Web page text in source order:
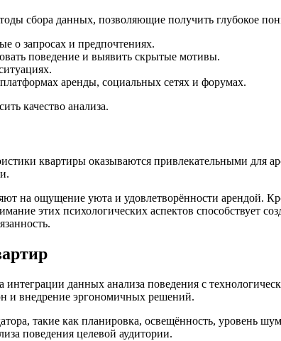
сбора данных, позволяющие получить глубокое
о запросах и предпочтениях.
поведение и выявить скрытые мотивы.
аренды, социальных сетях и форумах.
качество анализа.
квартиры оказываются привлекательными для
на ощущение уюта и удовлетворённости арендой.
этих психологических аспектов способствует
данных анализа поведения с
и внедрение эргономичных решений.
такие как планировка, освещённость, уровень
поведения целевой аудитории.